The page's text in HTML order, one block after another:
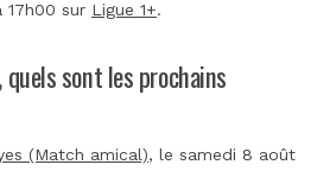
17h00 sur Ligue 1+.
sont les prochains
(Match amical), le samedi 8 août